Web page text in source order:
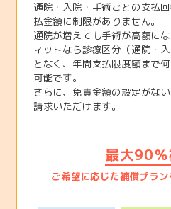
通院・入院・手術ごとの支払
払金額に制限がありません。
通院が増えても手術が高額に
ィットなら診療区分（通院・
となく、年間支払限度額まで
可能です。
さらに、免責金額の設定がな
請求いただけます。
最大90％
ご希望に応じた補償プラ